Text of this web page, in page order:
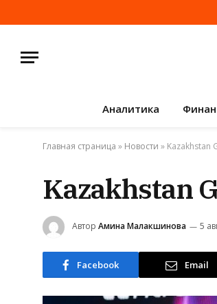
Аналитика
Главная страница » Новости » Kazakhstan
Kazakhstan
Автор Амина Малакшинова 5
Facebook Email